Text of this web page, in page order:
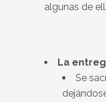
algunas de
La
Se